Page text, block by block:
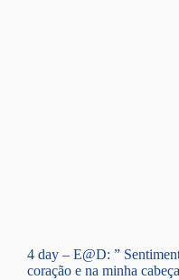
4 day – E@D: ”
coração e na minha